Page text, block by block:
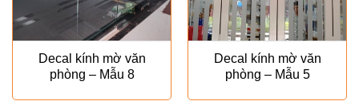
Decal kính mờ văn
phòng – Mẫu 8
Decal kính mờ văn
phòng – Mẫu 5